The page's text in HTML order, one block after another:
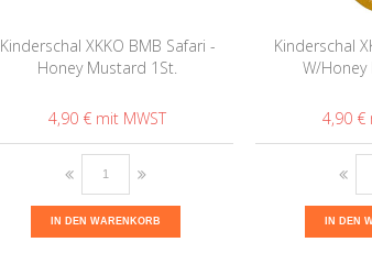
Kinderschal XKKO BMB Safari -
Honey Mustard 1St.
4,90 €
IN DEN WARENKORB
Kinderschal
W/Honey
4,90 €
IN DEN